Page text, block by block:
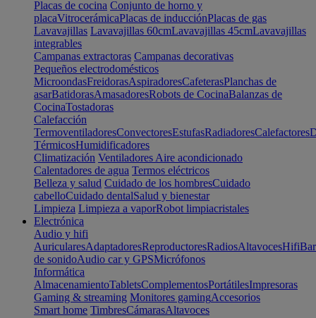
Placas de cocina Conjunto de horno y
placaVitrocerámicaPlacas de inducciónPlacas de gas
Lavavajillas Lavavajillas 60cmLavavajillas 45cmLavavajillas
integrables
Campanas extractoras Campanas decorativas
Pequeños electrodomésticos
MicroondasFreidorasAspiradoresCafeterasPlanchas de
asarBatidorasAmasadoresRobots de CocinaBalanzas de
CocinaTostadoras
Calefacción
TermoventiladoresConvectoresEstufasRadiadoresCalefactores
TérmicosHumidificadores
Climatización Ventiladores Aire acondicionado
Calentadores de agua Termos eléctricos
Belleza y salud Cuidado de los hombresCuidado
cabelloCuidado dentalSalud y bienestar
Limpieza Limpieza a vaporRobot limpiacristales
Electrónica
Audio y hifi
AuricularesAdaptadoresReproductoresRadiosAltavocesHifi
de sonidoAudio car y GPSMicrófonos
Informática
AlmacenamientoTabletsComplementosPortátilesImpresoras
Gaming & streaming Monitores gamingAccesorios
Smart home TimbresCámarasAltavoces